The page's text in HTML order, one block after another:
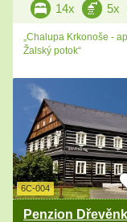
14x 5x
„Chalupa Krkonoše -
Žalský potok“
6C-004